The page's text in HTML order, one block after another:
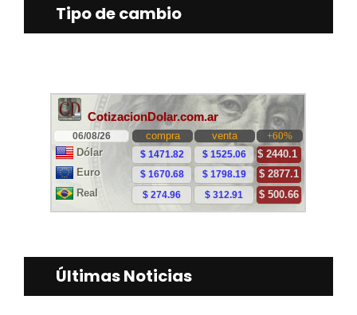
Tipo de cambio
Últimas Noticias